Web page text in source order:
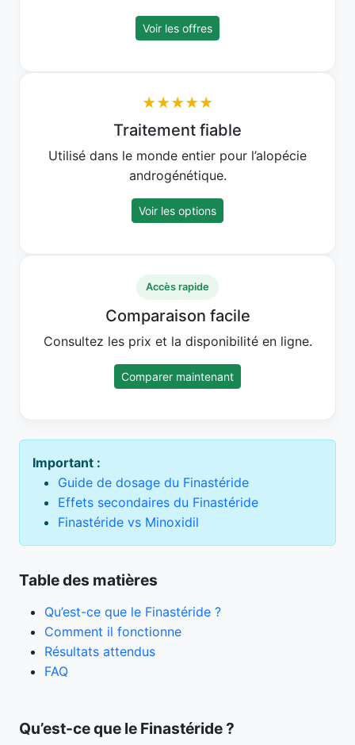
Voir les offres
★★★★★
Traitement fiable
Utilisé dans le monde entier pour l’alopécie
androgénétique.
Voir les options
Accès rapide
Comparaison facile
Consultez les prix et la disponibilité en ligne.
Comparer maintenant
Important :
Guide de dosage du Finastéride
Effets secondaires du Finastéride
Finastéride vs Minoxidil
Table des matières
Qu’est-ce que le Finastéride ?
Comment il fonctionne
Résultats attendus
FAQ
Qu’est-ce que le Finastéride ?